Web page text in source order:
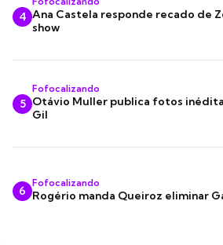
4 Ana Castela responde recado de
show
5
Fofocalizando
Otávio Muller publica fotos
Gil
6
Fofocalizando
Rogério manda Queiroz eliminar